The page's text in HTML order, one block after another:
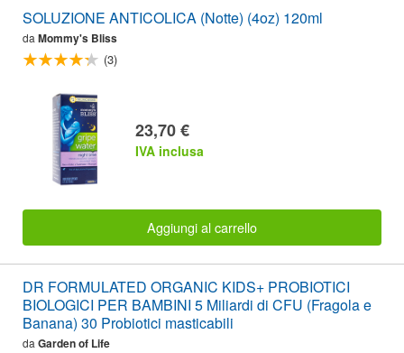
SOLUZIONE ANTICOLICA (Notte) (4oz) 120ml
da Mommy's Bliss
(3)
23,70 €
IVA inclusa
Aggiungi al carrello
DR FORMULATED ORGANIC KIDS+ PROBIOTICI
BIOLOGICI PER BAMBINI 5 Miliardi di CFU (Fragola e
Banana) 30 Probiotici masticabili
da Garden of Life